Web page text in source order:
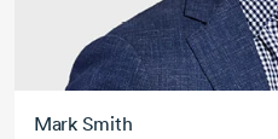
Mark Smith